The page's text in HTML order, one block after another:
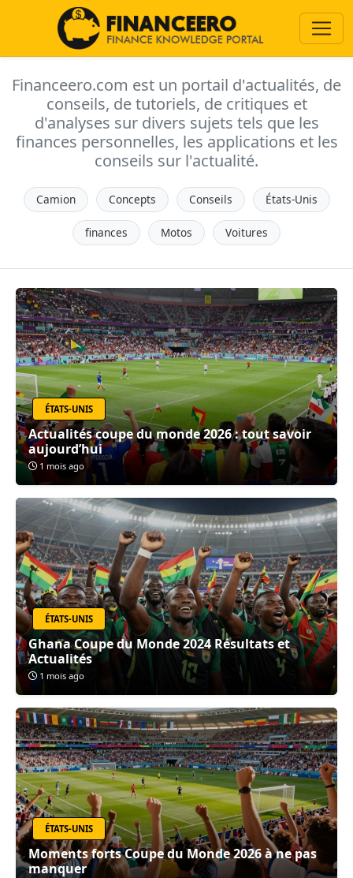
Financeero.com est un portail d'actualités, de
conseils, de tutoriels, de critiques et
d'analyses sur divers sujets tels que les
finances personnelles, les applications et les
conseils sur l'actualité.
Camion Concepts Conseils États-Unis
finances Motos Voitures
ÉTATS-UNIS
Actualités coupe du monde 2026 : tout savoir
aujourd’hui
1 mois ago
ÉTATS-UNIS
Ghana Coupe du Monde 2024 Résultats et
Actualités
1 mois ago
ÉTATS-UNIS
Moments forts Coupe du Monde 2026 à ne pas
manquer